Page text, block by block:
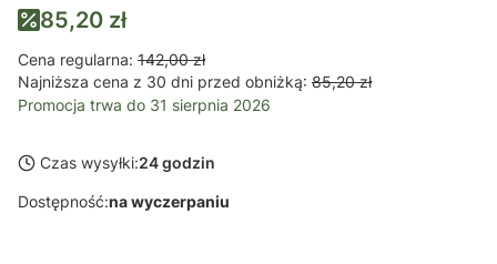
85,20 zł
Cena regularna: 142,00 zł
Najniższa cena z 30 dni przed obniżką: 85,20 zł
Promocja trwa do 31 sierpnia 2026
Czas wysyłki:24 godzin
Dostępność:na wyczerpaniu